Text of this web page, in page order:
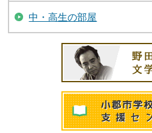
中・高生の部屋